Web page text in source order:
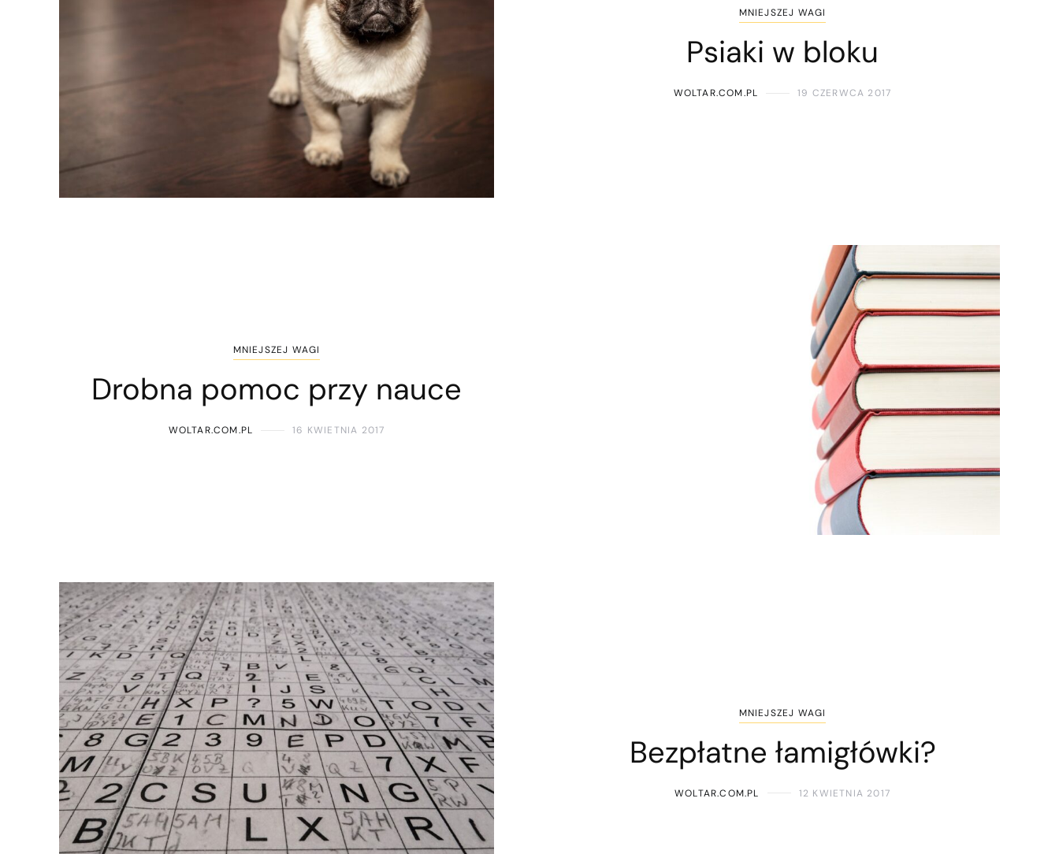
MNIEJSZEJ WAGI
Psiaki w bloku
WOLTAR.COM.PL 19 CZERWCA 2017
MNIEJSZEJ WAGI
Drobna pomoc przy nauce
WOLTAR.COM.PL 16 KWIETNIA 2017
MNIEJSZEJ WAGI
Bezpłatne łamigłówki?
WOLTAR.COM.PL 12 KWIETNIA 2017